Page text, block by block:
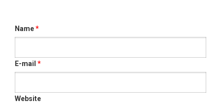
Name*
E-mail *
Website